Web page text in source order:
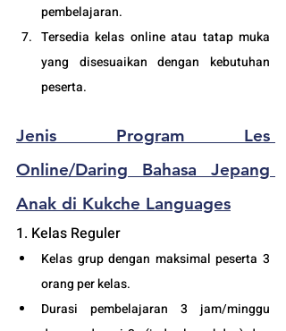
pembelajaran.
Tersedia kelas online atau tatap muka
yang disesuaikan dengan kebutuhan
peserta.
Jenis Program L
Online/Daring Bahasa Jepang
Anak di Kukche Languages
1. Kelas Reguler
Kelas grup dengan maksimal peserta 3
orang per kelas.
Durasi pembelajaran 3 jam/minggu